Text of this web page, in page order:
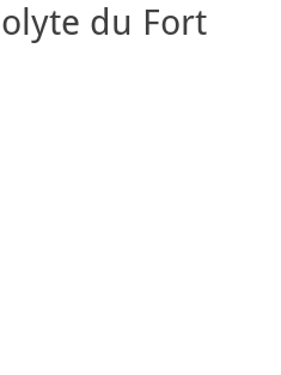
du Fort